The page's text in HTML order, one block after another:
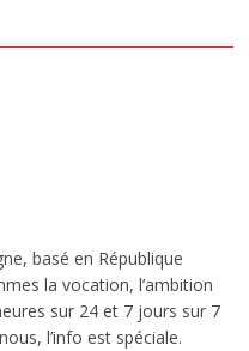
basé en République
la vocation, l’ambition
sur 24 et 7 jours sur 7
l’info est spéciale.